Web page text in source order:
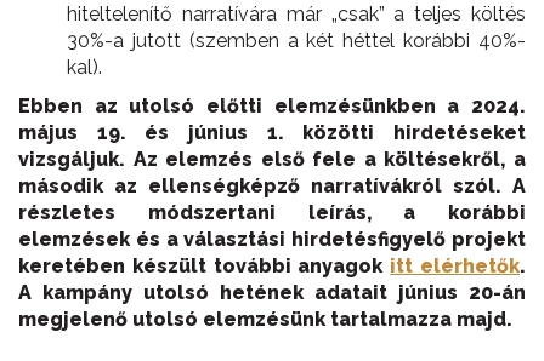
hiteltelenítő narratívára már „csak” a teljes költés
30%-a jutott (szemben a két héttel korábbi 40%-
kal).
Ebben az utolsó előtti elemzésünkben a 2024.
május 19. és június 1. közötti hirdetéseket
vizsgáljuk. Az elemzés első fele a költésekről, a
második az ellenségképző narratívákról szól. A
részletes módszertani leírás, a korábbi
elemzések és a választási hirdetésfigyelő projekt
keretében készült további anyagok itt elérhetők.
A kampány utolsó hetének adatait június 20-án
megjelenő utolsó elemzésünk tartalmazza majd.